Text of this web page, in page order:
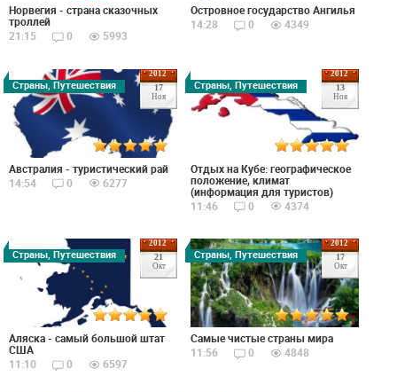
Норвегия - страна сказочных
троллей
21:15
0 5993
Островное государство Ангилья
14:28
0 4349
2012
17
Ноя
Страны, Путешествия
Австралия - туристический рай
14:54
0 6277
2012
13
Ноя
Страны, Путешествия
Отдых на Кубе: географическое
положение, климат
(информация для туристов)
11:46
0 4374
2012
21
Окт
Страны, Путешествия
Аляска - самый большой штат
США
11:10
0 6597
2012
17
Окт
Страны, Путешествия
Самые чистые страны мира
11:56
0 4848